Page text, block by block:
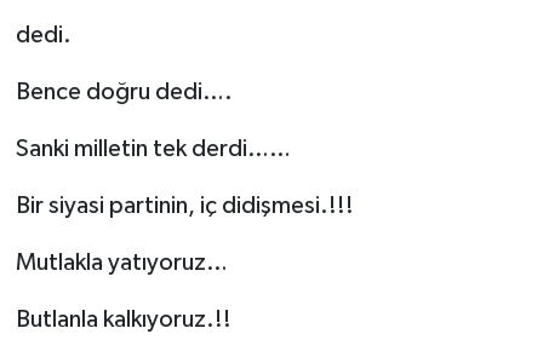
dedi.
Bence doğru dedi….
Sanki milletin tek derdi……
Bir siyasi partinin, iç didişmesi.!!!
Mutlakla yatıyoruz…
Butlanla kalkıyoruz.!!